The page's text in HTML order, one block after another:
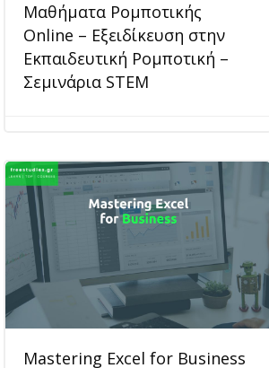
Μαθήματα Ρομποτικής
Online – Εξειδίκευση στην
Εκπαιδευτική Ρομποτική –
Σεμινάρια STEM
Mastering Excel for Business